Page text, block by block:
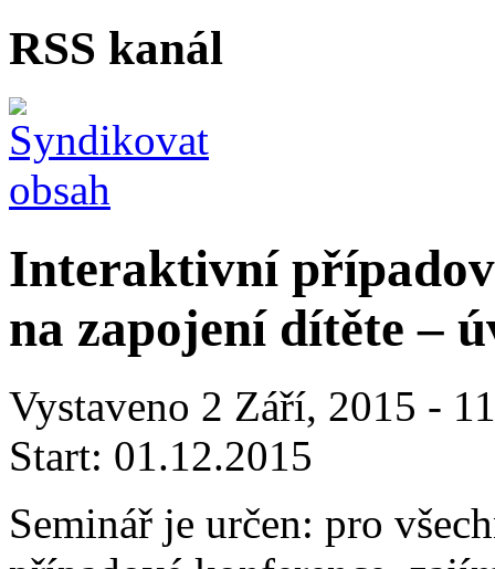
RSS kanál
Interaktivní
na zapojení dítěte –
Vystaveno 2 Září, 2015 -
Start: 01.12.2015
Seminář je určen: pro